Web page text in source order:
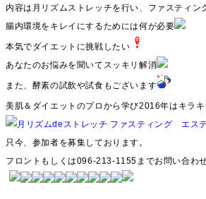
内容は月リズムストレッチを行い、ファスティン
腸内環境をキレイにするためには何が必要
本気でダイエットに挑戦したい
あなたのお悩みを聞いてスッキリ解消
また、酵素の試飲や試食もございます
美肌＆ダイエットのプロから学び2016年はキラキ
只今、参加者を募集しております。
フロントもしくは096-213-1155までお問い合わせ